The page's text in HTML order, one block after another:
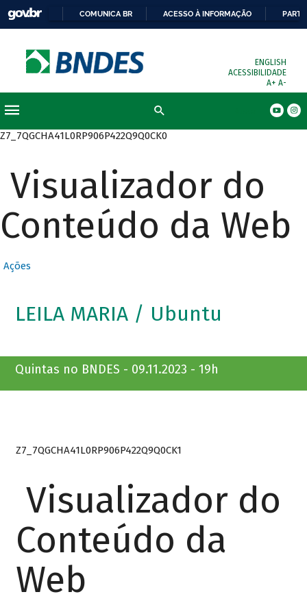
COMUNICA BR ACESSO À INFORMAÇÃO
ENGLISH
ACESSIBILIDADE
A+ A-
Z7_7QGCHA41L0RP906P422Q9Q0CK0
Visualizador do
Conteúdo da Web
Ações
LEILA MARIA / Ubuntu
Quintas no BNDES - 09.11.2023 - 19h
Z7_7QGCHA41L0RP906P422Q9Q0CK1
Visualizador do
Conteúdo da
Web